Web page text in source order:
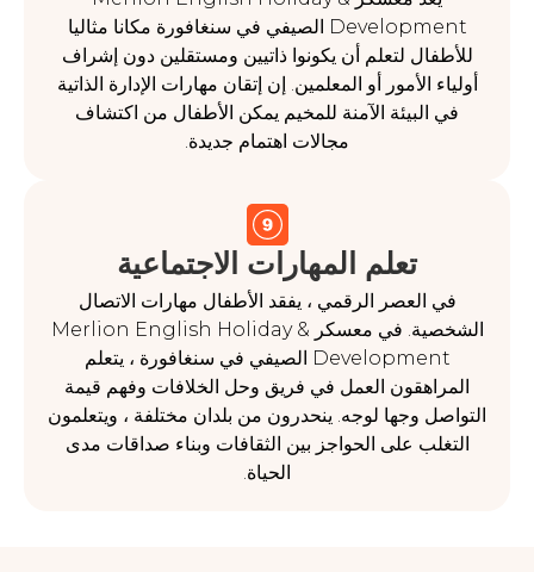
Development الصيفي في سنغافورة مكانا مثاليا
لتعلم أن يكونوا ذاتيين ومستقلين دون إشراف
الأمور أو المعلمين. إن إتقان مهارات الإدارة الذاتية
الآمنة للمخيم يمكن الأطفال من اكتشاف
مجالات اهتمام جديدة.
تعلم المهارات الاجتماعية
الرقمي ، يفقد الأطفال مهارات الاتصال
الشخصية. في معسكر Merlion English Holiday &
Development الصيفي في سنغافورة ، يتعلم
العمل في فريق وحل الخلافات وفهم قيمة
وجها لوجه. ينحدرون من بلدان مختلفة ، ويتعلمون
على الحواجز بين الثقافات وبناء صداقات مدى